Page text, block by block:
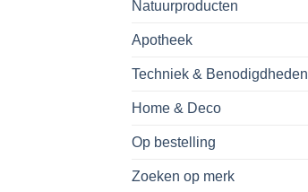
Natuurproducten
Apotheek
Techniek & Benodigdheden
Home & Deco
Op bestelling
Zoeken op merk